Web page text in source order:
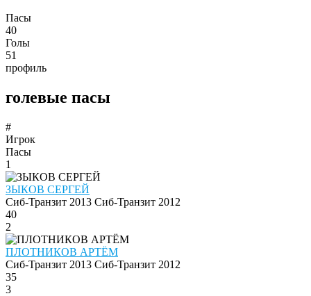
Пасы
40
Голы
51
профиль
голевые пасы
#
Игрок
Пасы
1
ЗЫКОВ СЕРГЕЙ
Сиб-Транзит 2013 Сиб-Транзит 2012
40
2
ПЛОТНИКОВ АРТЁМ
Сиб-Транзит 2013 Сиб-Транзит 2012
35
3